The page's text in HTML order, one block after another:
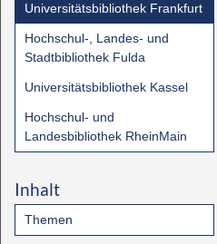
Universitätsbibliothek Frankfurt
Hochschul-, Landes- und
Stadtbibliothek Fulda
Universitätsbibliothek Kassel
Hochschul- und
Landesbibliothek RheinMain
Inhalt
Themen